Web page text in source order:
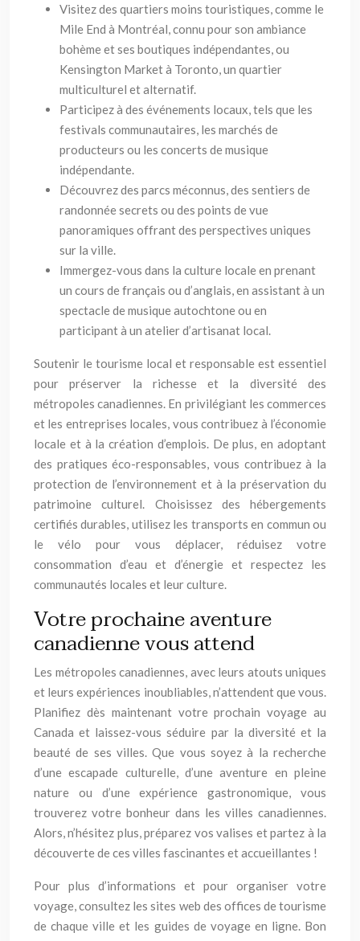
Visitez des quartiers moins touristiques, comme le
Mile End à Montréal, connu pour son ambiance
bohème et ses boutiques indépendantes, ou
Kensington Market à Toronto, un quartier
multiculturel et alternatif.
Participez à des événements locaux, tels que les
festivals communautaires, les marchés de
producteurs ou les concerts de musique
indépendante.
Découvrez des parcs méconnus, des sentiers de
randonnée secrets ou des points de vue
panoramiques offrant des perspectives uniques
sur la ville.
Immergez-vous dans la culture locale en prenant
un cours de français ou d’anglais, en assistant à un
spectacle de musique autochtone ou en
participant à un atelier d’artisanat local.
Soutenir le tourisme local et responsable est essentiel
pour préserver la richesse et la diversité des
métropoles canadiennes. En privilégiant les commerces
et les entreprises locales, vous contribuez à l’économie
locale et à la création d’emplois. De plus, en adoptant
des pratiques éco-responsables, vous contribuez à la
protection de l’environnement et à la préservation du
patrimoine culturel. Choisissez des hébergements
certifiés durables, utilisez les transports en commun ou
le vélo pour vous déplacer, réduisez votre
consommation d’eau et d’énergie et respectez les
communautés locales et leur culture.
Votre prochaine aventure
canadienne vous attend
Les métropoles canadiennes, avec leurs atouts uniques
et leurs expériences inoubliables, n’attendent que vous.
Planifiez dès maintenant votre prochain voyage au
Canada et laissez-vous séduire par la diversité et la
beauté de ses villes. Que vous soyez à la recherche
d’une escapade culturelle, d’une aventure en pleine
nature ou d’une expérience gastronomique, vous
trouverez votre bonheur dans les villes canadiennes.
Alors, n’hésitez plus, préparez vos valises et partez à la
découverte de ces villes fascinantes et accueillantes !
Pour plus d’informations et pour organiser votre
voyage, consultez les sites web des offices de tourisme
de chaque ville et les guides de voyage en ligne. Bon